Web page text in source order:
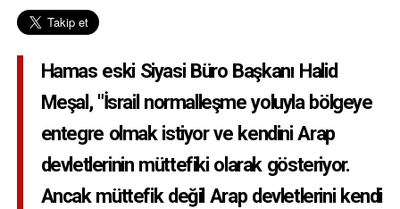
Hamas eski Siyasi Büro Başkanı Halid
Meşal, "İsrail normalleşme yoluyla bölgeye
entegre olmak istiyor ve kendini Arap
devletlerinin müttefiki olarak gösteriyor.
Ancak müttefik değil Arap devletlerini kendi